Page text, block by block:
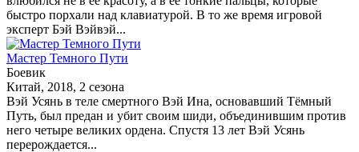
быстро порхали над клавиатурой. В то же время игровой
эксперт Бэй Вэйвэй...
Мастер Темного Пути
Боевик
Китай, 2018, 2 сезона
Вэй Усянь в теле смертного Вэй Ина, основавший Тёмный
Путь, был предан и убит своим шиди, объединившим против
него четыре великих ордена. Спустя 13 лет Вэй Усянь
перерождается...